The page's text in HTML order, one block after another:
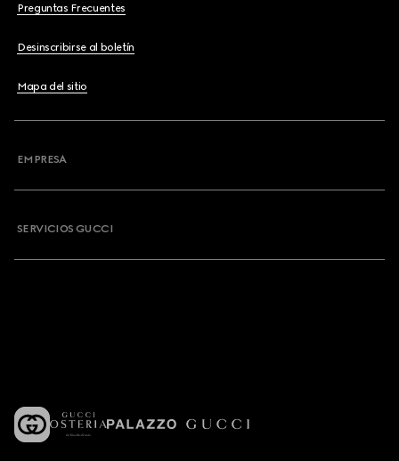
Preguntas Frecuentes
Desinscribirse al boletín
Mapa del sitio
EMPRESA
SERVICIOS GUCCI